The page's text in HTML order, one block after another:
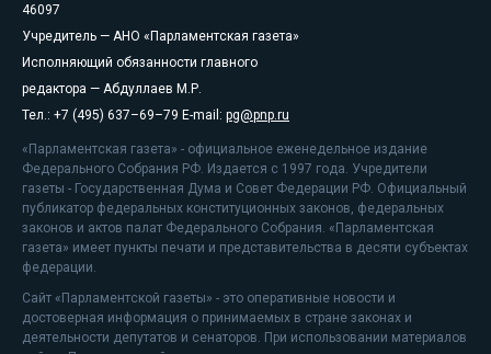
46097
Учредитель — АНО «Парламентская газета»
Исполняющий обязанности главного
редактора — Абдуллаев М.Р.
Тел.: +7 (495) 637–69–79 E-mail: pg@pnp.ru
«Парламентская газета» - официальное еженедельное издание
Федерального Собрания РФ. Издается с 1997 года. Учредители
газеты - Государственная Дума и Совет Федерации РФ. Официальный
публикатор федеральных конституционных законов, федеральных
законов и актов палат Федерального Собрания. «Парламентская
газета» имеет пункты печати и представительства в десяти субъектах
федерации.
Сайт «Парламентской газеты» - это оперативные новости и
достоверная информация о принимаемых в стране законах и
деятельности депутатов и сенаторов. При использовании материалов